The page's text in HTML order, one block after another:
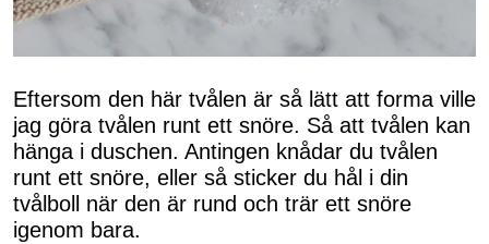
Eftersom den här tvålen är så lätt att forma ville
jag göra tvålen runt ett snöre. Så att tvålen kan
hänga i duschen. Antingen knådar du tvålen
runt ett snöre, eller så sticker du hål i din
tvålboll när den är rund och trär ett snöre
igenom bara.